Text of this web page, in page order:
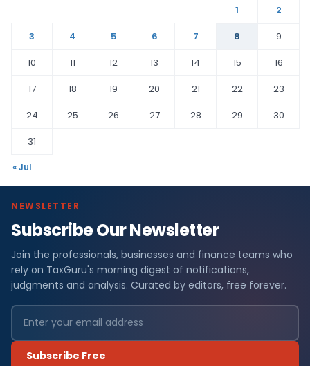
1
2
3
4 5 6 7 8
9
10
11 12 13 14 15
16
17
18 19 20 21 22
23
24
25 26 27 28 29
30
31
« Jul
NEWSLETTER
Subscribe Our Newsletter
Join the professionals, businesses and finance teams who
rely on TaxGuru's morning digest of notifications,
judgments and analysis. Curated by editors, free forever.
Subscribe Free